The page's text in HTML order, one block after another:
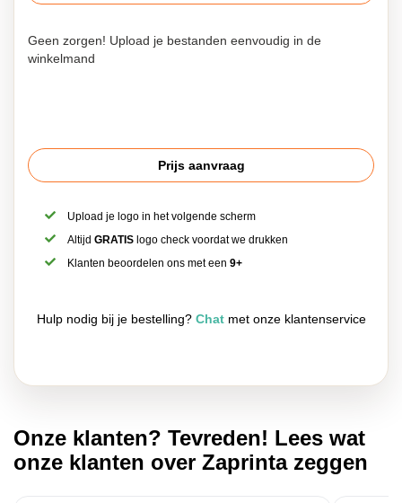
Geen zorgen! Upload je bestanden eenvoudig in de
winkelmand
Prijs aanvraag
Upload je logo in het volgende scherm
AltijdGRATIS logo check voordat we drukken
Klanten beoordelen ons met een9+
Hulp nodig bij je bestelling? Chatmet onze klantenservice
Onze klanten? Tevreden! Lees wat
onze klanten over Zaprinta zeggen